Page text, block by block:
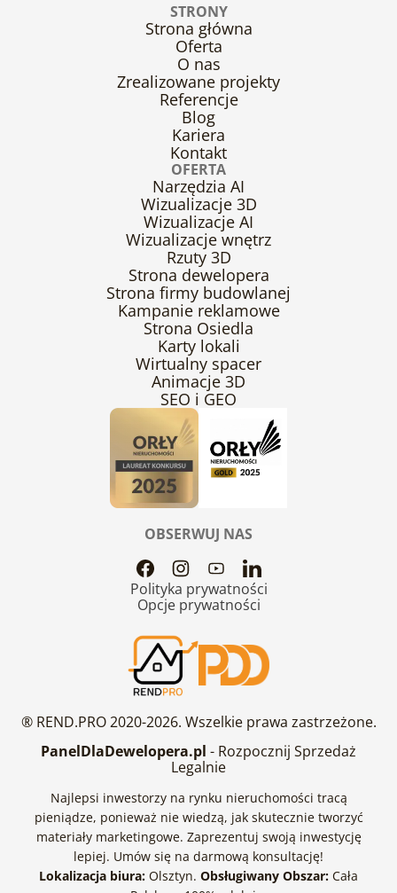
® REND.PRO 2020-2026. Wszelkie prawa zastrzeżone.
PanelDlaDewelopera.pl - Rozpocznij Sprzedaż
Legalnie
Najlepsi inwestorzy na rynku nieruchomości tracą
pieniądze, ponieważ nie wiedzą, jak skutecznie tworzyć
materiały marketingowe. Zaprezentuj swoją inwestycję
lepiej. Umów się na darmową konsultację!
Lokalizacja biura: Olsztyn. Obsługiwany Obszar: Cała
OBSERWUJ NAS
Polityka prywatności
Opcje prywatności
STRONY
Strona główna
Oferta
O nas
Zrealizowane projekty
Referencje
Blog
Kariera
Kontakt
OFERTA
Narzędzia AI
Wizualizacje 3D
Wizualizacje AI
Wizualizacje wnętrz
Rzuty 3D
Strona dewelopera
Strona firmy budowlanej
Kampanie reklamowe
Strona Osiedla
Karty lokali
Wirtualny spacer
Animacje 3D
SEO i GEO